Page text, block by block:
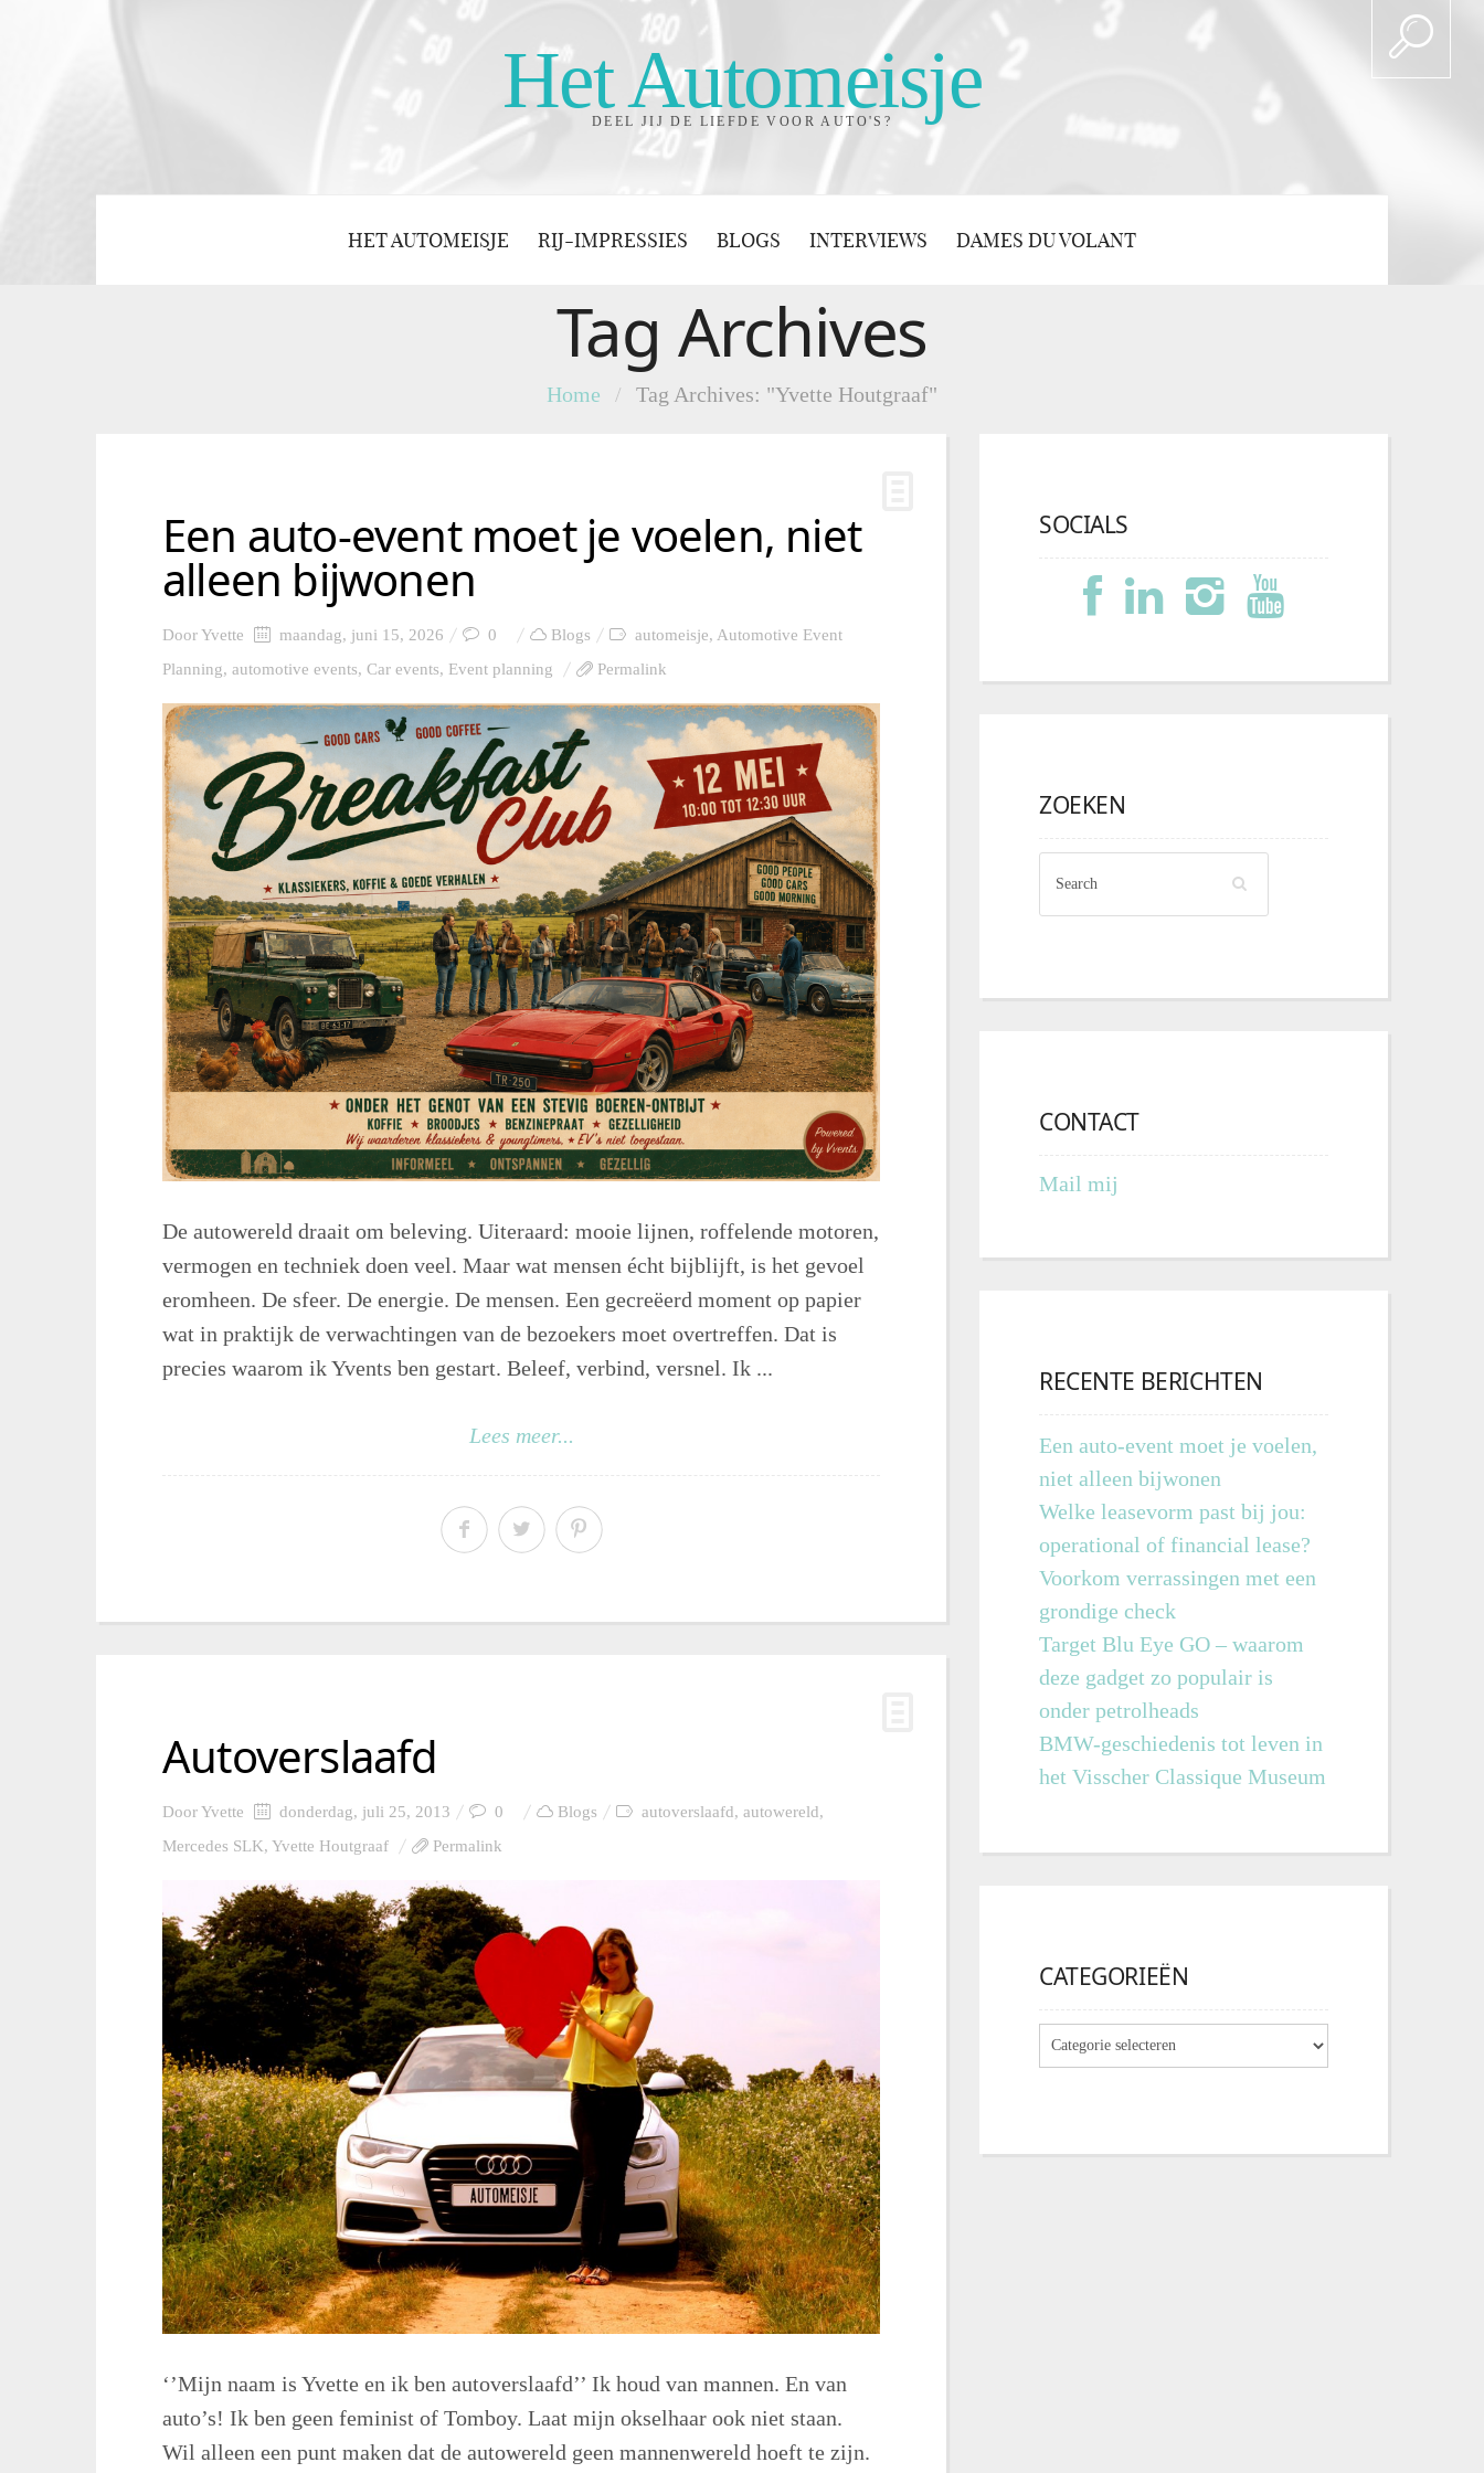
Het Automeisje
DEEL JIJ DE LIEFDE VOOR AUTO'S?
HET AUTOMEISJE RIJ-IMPRESSIES BLOGS INTERVIEWS DAMES DU VOLANT
Tag Archives
Home / Tag Archives: "Yvette Houtgraaf"
Een auto-event moet je voelen, niet
alleen bijwonen
DoorYvette maandag, juni 15, 2026 0 Blogs automeisje, Automotive Event
Planning, automotive events, Car events, Event planning Permalink
De autowereld draait om beleving. Uiteraard: mooie lijnen, roffelende motoren,
vermogen en techniek doen veel. Maar wat mensen écht bijblijft, is het gevoel
eromheen. De sfeer. De energie. De mensen. Een gecreëerd moment op papier
wat in praktijk de verwachtingen van de bezoekers moet overtreffen. Dat is
precies waarom ik Yvents ben gestart. Beleef, verbind, versnel. Ik ...
Lees meer...
Autoverslaafd
DoorYvette donderdag, juli 25, 2013 0 Blogs autoverslaafd, autowereld,
Mercedes SLK, Yvette Houtgraaf Permalink
‘’Mijn naam is Yvette en ik ben autoverslaafd’’ Ik houd van mannen. En van
auto’s! Ik ben geen feminist of Tomboy. Laat mijn okselhaar ook niet staan.
Wil alleen een punt maken dat de autowereld geen mannenwereld hoeft te zijn.
SOCIALS
ZOEKEN
CONTACT
Mail mij
RECENTE BERICHTEN
Een auto-event moet je voelen,
niet alleen bijwonen
Welke leasevorm past bij jou:
operational of financial lease?
Voorkom verrassingen met een
grondige check
Target Blu Eye GO – waarom
deze gadget zo populair is
onder petrolheads
BMW-geschiedenis tot leven in
het Visscher Classique Museum
CATEGORIEËN